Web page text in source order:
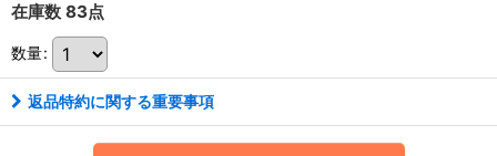
在庫数 83点
数量:
返品特約に関する重要事項